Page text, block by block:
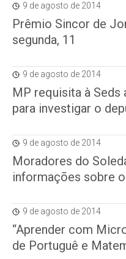
9 de agosto de 2014
Prêmio Sincor de
segunda, 11
9 de agosto de 2014
MP requisita à
para investigar o
9 de agosto de 2014
Moradores do
informações sobre
9 de agosto de 2014
“Aprender com
de Portuguê e